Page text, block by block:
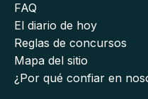
FAQ
El diario de hoy
Reglas de concursos
Mapa del sitio
¿Por qué confiar en